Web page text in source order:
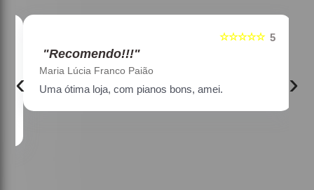
5
☆☆☆☆☆
"Recomendo!!!"
Maria Lúcia Franco Paião
Uma ótima loja, com pianos bons, amei.
‹ ›